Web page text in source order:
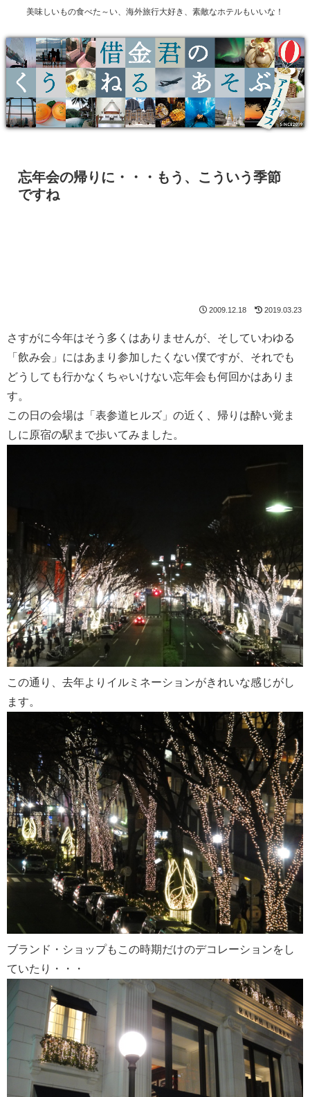
美味しいもの食べた～い、海外旅行大好き、素敵なホテルもいいな！
忘年会の帰りに・・・もう、こういう季節
ですね
2009.12.18 2019.03.23
さすがに今年はそう多くはありませんが、そしていわゆる
「飲み会」にはあまり参加したくない僕ですが、それでも
どうしても行かなくちゃいけない忘年会も何回かはありま
す。
この日の会場は「表参道ヒルズ」の近く、帰りは酔い覚ま
しに原宿の駅まで歩いてみました。
この通り、去年よりイルミネーションがきれいな感じがし
ます。
ブランド・ショップもこの時期だけのデコレーションをし
ていたり・・・